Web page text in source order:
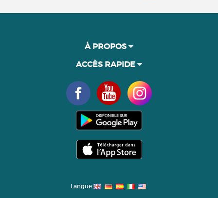
À PROPOS
ACCÈS RAPIDE
Langue